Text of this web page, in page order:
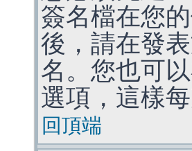
簽名檔在您
後，請在發
名。您也可
選項，這樣
回頂端